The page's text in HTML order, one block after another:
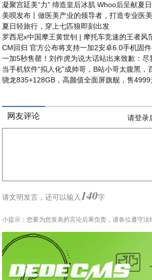
凝聚宫廷美“力” 缔造皇后冰肌 Whoo后呈献夏
美呗发布丨做医美产业的领导者，打造专业医美
夏日轻旅行，穿上七匹狼即刻出发
罗西尼x中国摩王黄世钊 | 摩托车竞速的王者风
CM回归 官方公布将支持一加2安卓6.0手机固件
一加5秒售罄！刘作虎为说大话站出来致歉：
当手机软件“拟人化”成帅哥，B站小哥太腹黑，
骁龙835+128GB，高颜值全面屏旗舰，售4999
网友评论 请登录
请文明发言，还可以输入 140字
小提示：您要为您发表的言论后果负责，请各位遵守法